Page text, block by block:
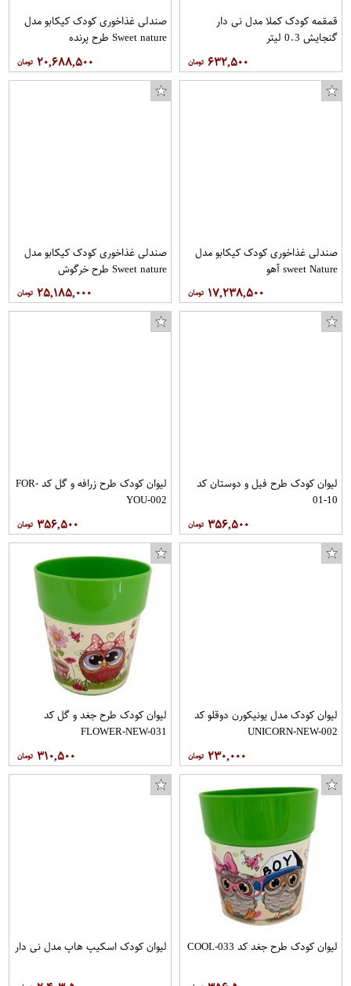
قمقمه کودک کملا مدل نی دار
گنجایش 0.3 لیتر
۶۳۲,۵۰۰
صندلی غذاخوری کودک کیکابو مدل
Sweet nature طرح پرنده
۲۰,۶۸۸,۵۰۰
صندلی غذاخوری کودک کیکابو مدل
sweet Nature آهو
۱۷,۲۳۸,۵۰۰
صندلی غذاخوری کودک کیکابو مدل
Sweet nature طرح خرگوش
۲۵,۱۸۵,۰۰۰
لیوان کودک طرح فیل و دوستان کد
10-01
۳۵۶,۵۰۰
لیوان کودک طرح زرافه و گل کد FOR-
YOU-002
۳۵۶,۵۰۰
لیوان کودک مدل یونیکورن دوقلو کد
UNICORN-NEW-002
۲۳۰,۰۰۰
لیوان کودک طرح جغد و گل کد
FLOWER-NEW-031
۳۱۰,۵۰۰
لیوان کودک طرح جغد کد COOL-033 لیوان کودک اسکیپ هاپ مدل نی دار